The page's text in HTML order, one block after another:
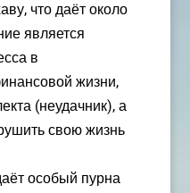
что даёт около
является
в
жизни,
(неудачник), а
свою жизнь
особый пурна